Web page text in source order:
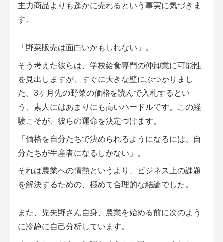
主力商品よりも遥かに売れるという事実に気づきま
す。
「野菜販売は面白いかもしれない」。
そう考えた彼らは、学校給食専門の仲卸業に可能性
を見出しますが、すぐに大きな壁にぶつかりまし
た。3ヶ月先の野菜の価格を読んで入札するとい
う、素人にはあまりにも高いハードルです。この経
験こそが、彼らの運命を決定づけます。
「価格を自分たちで決められるようになるには、自
分たちが生産者になるしかない」。
それは農業への情熱というより、ビジネス上の課題
を解決するための、極めて合理的な結論でした。
また、児矢野さん自身、農業を始める前に次のよう
に冷静に自己分析しています。